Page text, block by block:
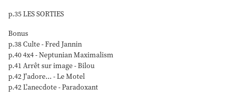
p.35 LES SORTIES
Bonus
p.38 Culte - Fred Jannin
p.40 4x4 - Neptunian Maximalism
p.41 Arrêt sur image - Bilou
p.42 J'adore... - Le Motel
p.42 L'anecdote - Paradoxant